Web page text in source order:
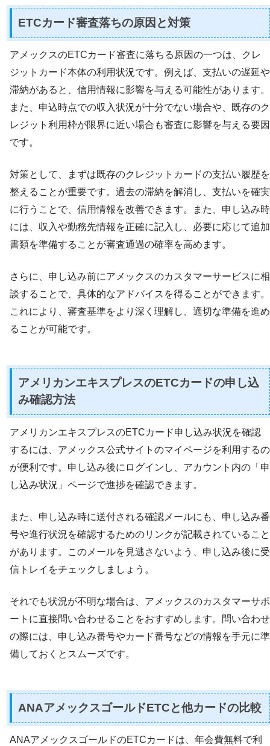
ETCカード審査落ちの原因と対策
アメックスのETCカード審査に落ちる原因の一つは、クレ
ジットカード本体の利用状況です。例えば、支払いの遅延や
滞納があると、信用情報に影響を与える可能性があります。
また、申込時点での収入状況が十分でない場合や、既存のク
レジット利用枠が限界に近い場合も審査に影響を与える要因
です。
対策として、まずは既存のクレジットカードの支払い履歴を
整えることが重要です。過去の滞納を解消し、支払いを確実
に行うことで、信用情報を改善できます。また、申し込み時
には、収入や勤務先情報を正確に記入し、必要に応じて追加
書類を準備することが審査通過の確率を高めます。
さらに、申し込み前にアメックスのカスタマーサービスに相
談することで、具体的なアドバイスを得ることができます。
これにより、審査基準をより深く理解し、適切な準備を進め
ることが可能です。
アメリカンエキスプレスのETCカードの申し込
み確認方法
アメリカンエキスプレスのETCカード申し込み状況を確認
するには、アメックス公式サイトのマイページを利用するの
が便利です。申し込み後にログインし、アカウント内の「申
し込み状況」ページで進捗を確認できます。
また、申し込み時に送付される確認メールにも、申し込み番
号や進行状況を確認するためのリンクが記載されていること
があります。このメールを見逃さないよう、申し込み後に受
信トレイをチェックしましょう。
それでも状況が不明な場合は、アメックスのカスタマーサポ
ートに直接問い合わせることをおすすめします。問い合わせ
の際には、申し込み番号やカード番号などの情報を手元に準
備しておくとスムーズです。
ANAアメックスゴールドETCと他カードの比較
ANAアメックスゴールドのETCカードは、年会費無料で利